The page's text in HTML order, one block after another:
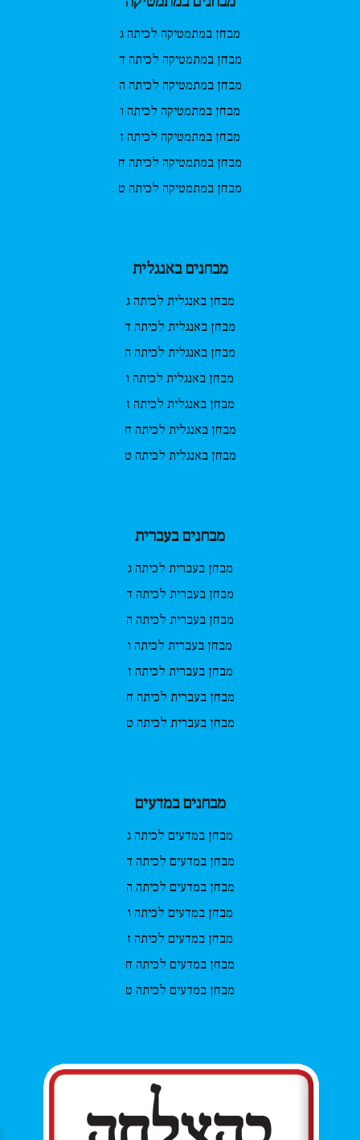
מבחן במתמטיקה לכיתה ג
מבחן במתמטיקה לכיתה ד
מבחן במתמטיקה לכיתה ה
מבחן במתמטיקה לכיתה ו
מבחן במתמטיקה לכיתה ז
מבחן במתמטיקה לכיתה ח
מבחן במתמטיקה לכיתה ט
מבחנים באנגלית
מבחן באנגלית לכיתה ג
מבחן באנגלית לכיתה ד
מבחן באנגלית לכיתה ה
מבחן באנגלית לכיתה ו
מבחן באנגלית לכיתה ז
מבחן באנגלית לכיתה ח
מבחן באנגלית לכיתה ט
מבחנים בעברית
מבחן בעברית לכיתה ג
מבחן בעברית לכיתה ד
מבחן בעברית לכיתה ה
מבחן בעברית לכיתה ו
מבחן בעברית לכיתה ז
מבחן בעברית לכיתה ח
מבחן בעברית לכיתה ט
מבחנים במדעים
מבחן במדעים לכיתה ג
מבחן במדעים לכיתה ד
מבחן במדעים לכיתה ה
מבחן במדעים לכיתה ו
מבחן במדעים לכיתה ז
מבחן במדעים לכיתה ח
מבחן במדעים לכיתה ט